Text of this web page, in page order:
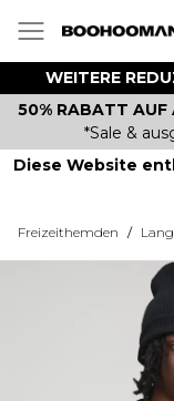
WEITERE
50% RABATT AUF
*Sale &
Diese Website
Freizeithemden /